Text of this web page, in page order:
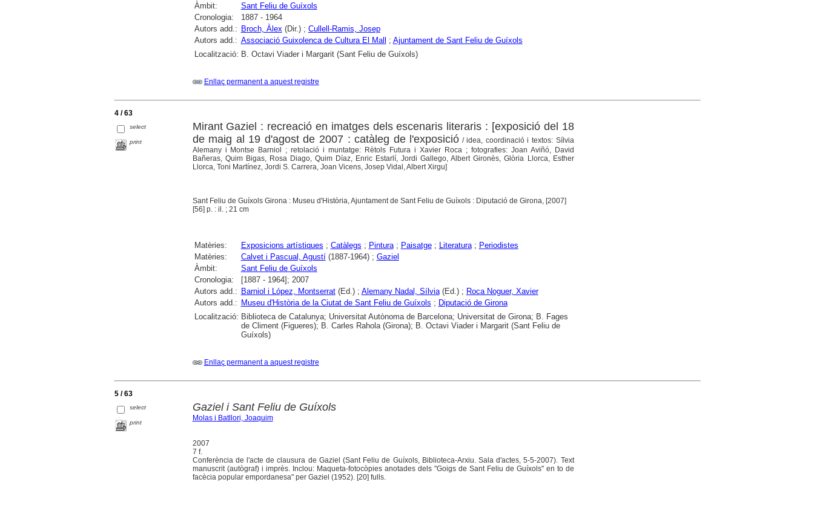
Àmbit:
Sant Feliu de Guíxols
Cronologia:
1887 - 1964
Autors add.: Broch, Àlex(Dir.) ; Cullell-Ramis, Josep
Autors add.: Associació Guixolenca de Cultura El Mall ; Ajuntament de Sant Feliu de Guíxols
Localització: B. Octavi Viader i Margarit (Sant Feliu de Guíxols)
Enllaç permanent a aquest registre
4 / 63
select
print
Mirant Gaziel : recreació en imatges dels escenaris literaris : [exposició del 18
de maig al 19 d'agost de 2007 : catàleg de l'exposició / idea, coordinació i textos: Sílvia
Alemany i Montse Barniol ; retolació i muntatge: Rètols Futura i Xavier Roca ; fotografies: Joan Aviñó, David
Bañeras, Quim Bigas, Rosa Diago, Quim Díaz, Enric Estarlí, Jordi Gallego, Albert Gironès, Glòria Llorca, Esther
Llorca, Toni Martínez, Jordi S. Carrera, Joan Vicens, Josep Vidal, Albert Xirgu]
Sant Feliu de Guíxols Girona : Museu d'Història, Ajuntament de Sant Feliu de Guíxols : Diputació de Girona, [2007]
[56] p. : il. ; 21 cm
Matèries: Exposicions artístiques ; Catàlegs ; Pintura; Paisatge; Literatura; Periodistes
Matèries:
Calvet i Pascual, Agustí(1887-1964) ; Gaziel
Àmbit:
Sant Feliu de Guíxols
Cronologia:
[1887 - 1964]; 2007
Autors add.: Barniol i López, Montserrat(Ed.) ; Alemany Nadal, Sílvia(Ed.) ; Roca Noguer, Xavier
Autors add.: Museu d'Història de la Ciutat de Sant Feliu de Guíxols ; Diputació de Girona
Localització: Biblioteca de Catalunya; Universitat Autònoma de Barcelona; Universitat de Girona; B. Fages
de Climent (Figueres); B. Carles Rahola (Girona); B. Octavi Viader i Margarit (Sant Feliu de
Guíxols)
Enllaç permanent a aquest registre
5 / 63
select
print
Gaziel i Sant Feliu de Guíxols
Molas i Batllori, Joaquim
2007
7 f.
Conferència de l'acte de clausura de Gaziel (Sant Feliu de Guíxols, Biblioteca-Arxiu. Sala d'actes, 5-5-2007). Text
manuscrit (autògraf) i imprès. Inclou: Maqueta-fotocòpies anotades dels "Goigs de Sant Feliu de Guíxols" en to de
facècia popular empordanesa" per Gaziel (1952). [20] fulls.